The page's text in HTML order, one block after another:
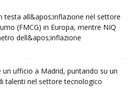
testa all&apos;inflazione nel settore
(FMCG) in Europa, mentre NIQ
dell&apos;inflazione
un ufficio a Madrid, puntando su un
talenti nel settore tecnologico